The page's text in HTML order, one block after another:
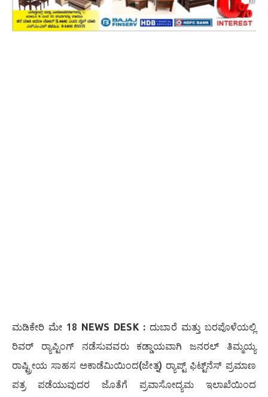
ಮಡಿಕೇರಿ ಮೇ 18 NEWS DESK : ದುಬಾರೆ ಮತ್ತು ಬರಪೊಳೆಯಲ್ಲಿ
ರಿವರ್ ರ‍್ಯಾಪ್ಟಿಂಗ್ ನಡೆಸುವವರು ಕಡ್ಡಾಯವಾಗಿ ಜನರಲ್ ತಿಮ್ಮಯ್ಯ
ರಾಷ್ಟ್ರೀಯ ಸಾಹಸ ಅಕಾಡೆಮಿಯಿಂದ(ಜೇತ್ನ) ರ‍್ಯಾಪ್ಟ್ ಫಿಟ್ಟ್‌ನೆಸ್ ಪ್ರಮಾಣ
ಪತ್ರ ಪಡೆಯುವುದರ ಜೊತೆಗೆ ಪ್ರವಾಸೋದ್ಯಮ ಇಲಾಖೆಯಿಂದ